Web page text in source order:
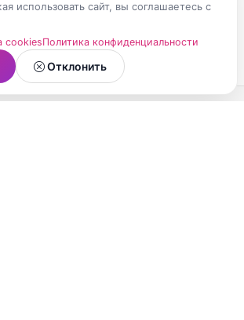
использовать сайт, вы соглашаетесь с
cookiesПолитика конфиденциальности
Отклонить